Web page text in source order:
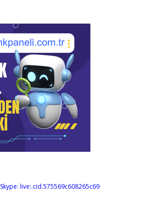
Skype: live:.cid.575569c608265c69